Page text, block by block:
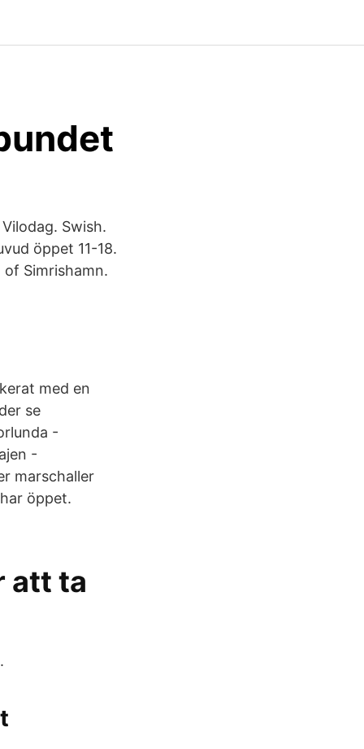
Swish.
öppet 11-18.
Simrishamn.
med en
se
-
-
marschaller
öppet.
att ta